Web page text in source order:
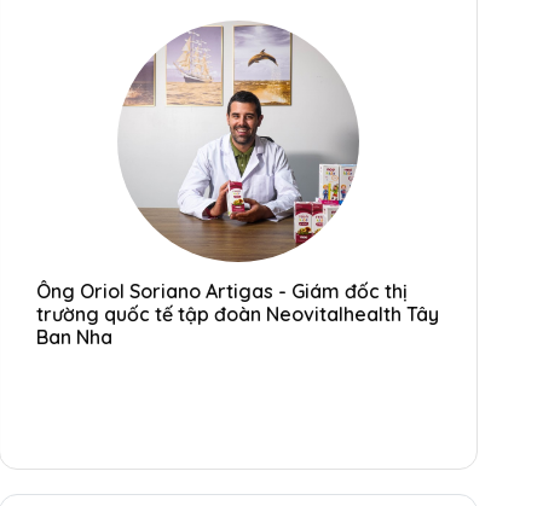
Ông Oriol Soriano Artigas - Giám đốc thị
trường quốc tế tập đoàn Neovitalhealth Tây
Ban Nha